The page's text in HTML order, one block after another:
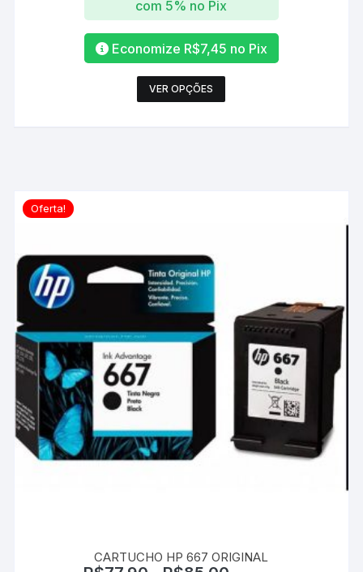
com 5% no Pix
Economize R$7,45 no Pix
VER OPÇÕES
produto
do
Oferta!
CARTUCHO HP 667 ORIGINAL